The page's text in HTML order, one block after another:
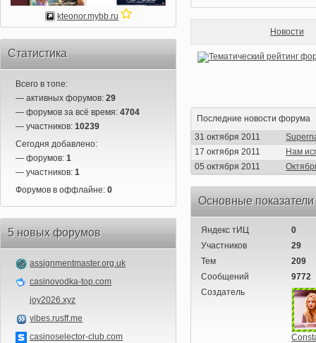
kteonor.mybb.ru
Статистика
Всего в топе:
— активных форумов: 29
— форумов за всё время: 4704
— участников: 10239
Сегодня добавлено:
— форумов: 1
— участников: 1
Форумов в оффлайне: 0
5 новых форумов
assignmentmaster.org.uk
casinovodka-top.com
joy2026.xyz
vibes.rusff.me
casinoselector-club.com
Новости
Последние новости форума
31 октября 2011
17 октября 2011
Нам
05 октября 2011
Основные
Яндекс тИЦ
0
Участников
29
Тем
209
Сообщений
9772
Создатель